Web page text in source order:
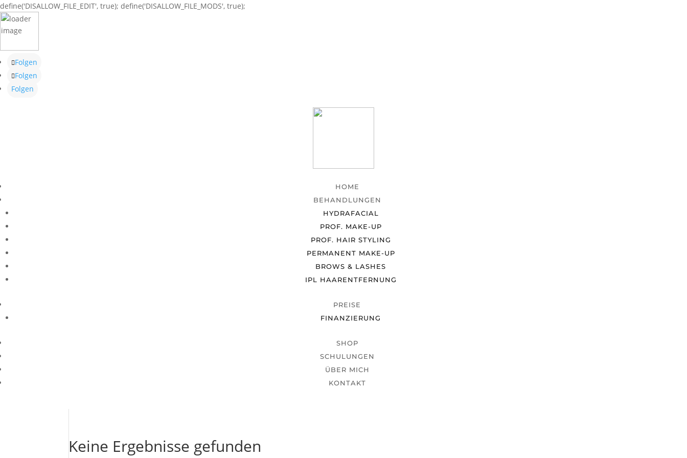
define('DISALLOW_FILE_EDIT', true); define('DISALLOW_FILE_MODS', true);
Folgen
Folgen
Folgen
HOME
BEHANDLUNGEN
HYDRAFACIAL
PROF. MAKE-UP
PROF. HAIR STYLING
PERMANENT MAKE-UP
BROWS & LASHES
IPL HAARENTFERNUNG
PREISE
FINANZIERUNG
SHOP
SCHULUNGEN
ÜBER MICH
KONTAKT
Keine Ergebnisse gefunden